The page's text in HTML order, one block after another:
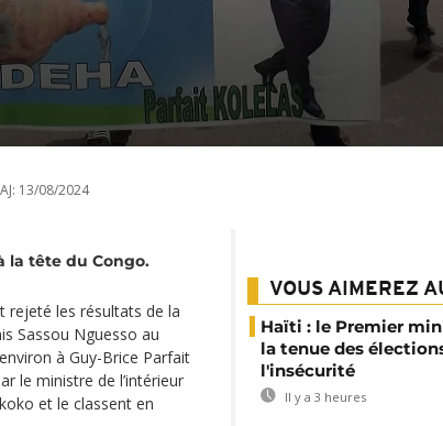
13/08/2024
la tête du Congo.
rejeté les résultats de la
Sassou Nguesso au
à Guy-Brice Parfait
le ministre de l’intérieur
et le classent en
VOUS AIMEREZ
Haïti : le Premier
la tenue des
l'insécurité
Il y a 3 heures